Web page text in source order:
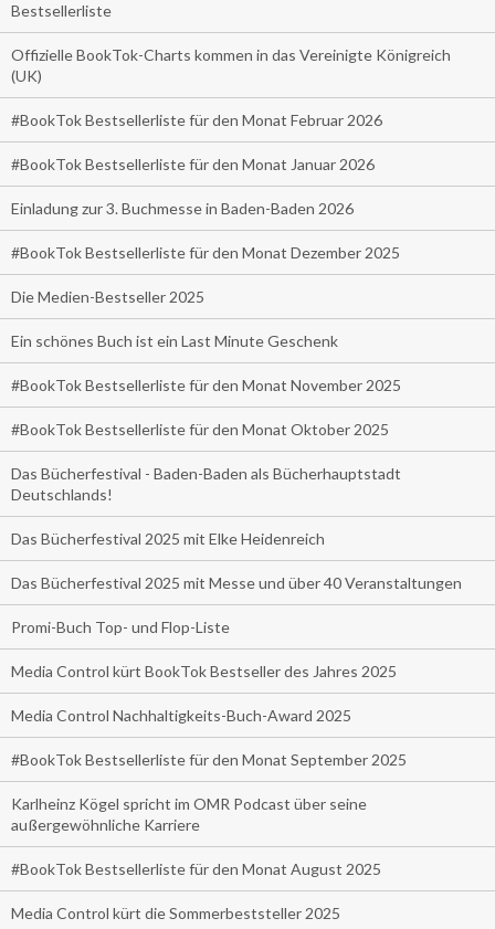
Bestsellerliste
Offizielle BookTok-Charts kommen in das Vereinigte Königreich
(UK)
#BookTok Bestsellerliste für den Monat Februar 2026
#BookTok Bestsellerliste für den Monat Januar 2026
Einladung zur 3. Buchmesse in Baden-Baden 2026
#BookTok Bestsellerliste für den Monat Dezember 2025
Die Medien-Bestseller 2025
Ein schönes Buch ist ein Last Minute Geschenk
#BookTok Bestsellerliste für den Monat November 2025
#BookTok Bestsellerliste für den Monat Oktober 2025
Das Bücherfestival - Baden-Baden als Bücherhauptstadt
Deutschlands!
Das Bücherfestival 2025 mit Elke Heidenreich
Das Bücherfestival 2025 mit Messe und über 40 Veranstaltungen
Promi-Buch Top- und Flop-Liste
Media Control kürt BookTok Bestseller des Jahres 2025
Media Control Nachhaltigkeits-Buch-Award 2025
#BookTok Bestsellerliste für den Monat September 2025
Karlheinz Kögel spricht im OMR Podcast über seine
außergewöhnliche Karriere
#BookTok Bestsellerliste für den Monat August 2025
Media Control kürt die Sommerbeststeller 2025